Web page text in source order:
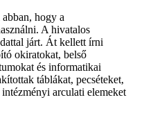
hogy a
A hivatalos
járt. Át kellett írni
okiratokat, belső
és informatikai
táblákat, pecséteket,
arculati elemeket